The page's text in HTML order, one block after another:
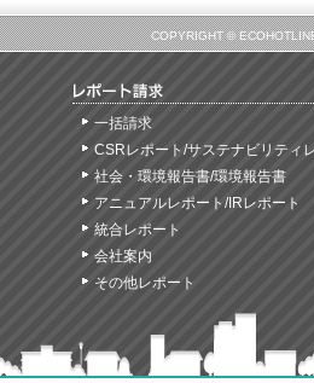
COPYRIGHT ©
一括請求
CSRレポート/サステナビリティ
社会・環境報告書/環境報告書
アニュアルレポート/IRレポート
統合レポート
会社案内
その他レポート